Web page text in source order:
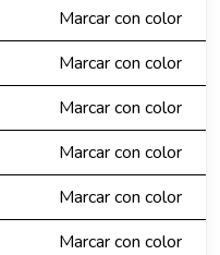
Marcar con color
Marcar con color
Marcar con color
Marcar con color
Marcar con color
Marcar con color